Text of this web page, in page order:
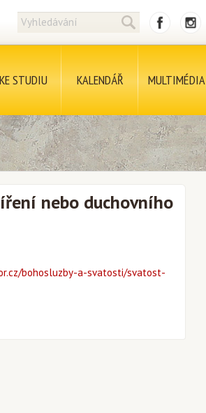
KE STUDIU KALENDÁŘ MULTIMÉDIA
nebo duchovního
bohosluzby-a-svatosti/svatost-